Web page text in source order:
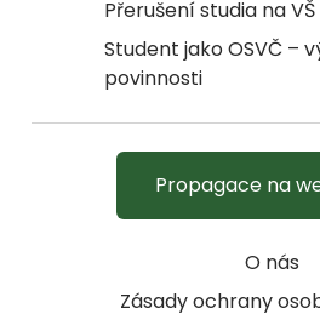
Přerušení studia na VŠ
Student jako OSVČ –
povinnosti
O nás
Zásady ochrany
Propagace na